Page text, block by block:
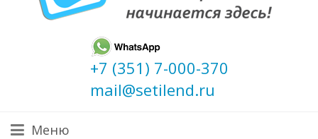
+7 (351) 7-000-370
mail@setilend.ru
Меню